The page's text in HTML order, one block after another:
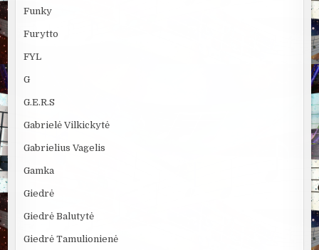
Funky
Furytto
FYL
G
G.E.R.S
Gabrielė Vilkickytė
Gabrielius Vagelis
Gamka
Giedrė
Giedrė Balutytė
Giedrė Tamulionienė